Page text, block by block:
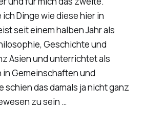
Dinge wie diese hier in
seit einem halben Jahr als
Geschichte und
Asien und unterrichtet als
in Gemeinschaften und
schien das damals ja nicht ganz
zu sein …